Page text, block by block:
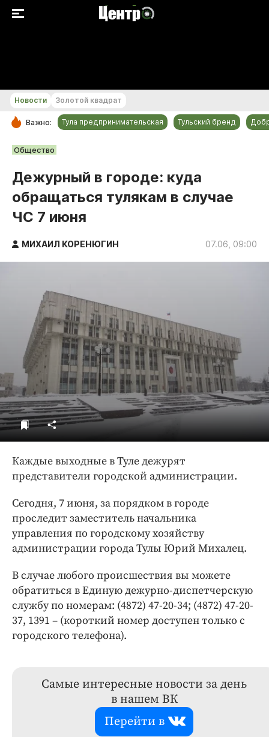
РУБРИКИ
Общество
Культура
Происшествия
Спорт
Тульский бренд
Тула предпринимательская
Голодный шпион
Новости Золотой квадрат
Важно: Тула предпринимательская Тульский бренд
Общество
Дежурный в городе: куда
обращаться тулякам в случае
ЧС 7 июня
МИХАИЛ КОРЕНЮГИН 07.06, 09:00
Каждые выходные в Туле дежурят
представители городской администрации.
Сегодня, 7 июня, за порядком в городе
проследит заместитель начальника
управления по городскому хозяйству
администрации города Тулы Юрий Михалец.
В случае любого происшествия вы можете
обратиться в Единую дежурно-диспетчерскую
службу по номерам: (4872) 47-20-34; (4872) 47-20-
37, 1391 – (короткий номер доступен только с
городского телефона).
Самые интересные новости за день
в нашем ВК
Перейти в